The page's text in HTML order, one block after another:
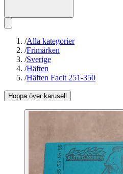
/Alla kategorier
/Frimärken
/Sverige
/Häften
/Häften Facit 251-350
Hoppa över karusell